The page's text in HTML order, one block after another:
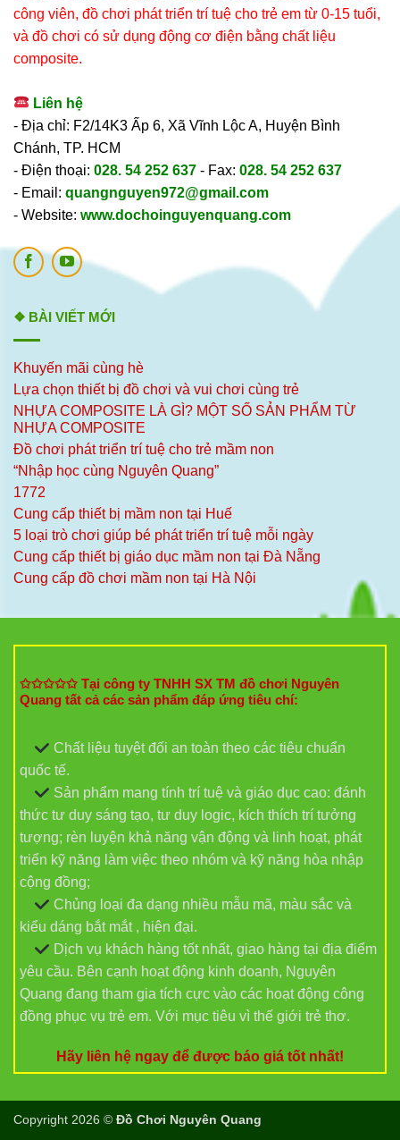
công viên, đồ chơi phát triển trí tuệ cho trẻ em từ 0-15 tuổi,
và đồ chơi có sử dụng động cơ điện bằng chất liệu
composite.
Liên hệ
- Địa chỉ: F2/14K3 Ấp 6, Xã Vĩnh Lộc A, Huyện Bình
Chánh, TP. HCM
- Điện thoại: 028. 54 252 637 - Fax: 028. 54 252 637
- Email: quangnguyen972@gmail.com
- Website: www.dochoinguyenquang.com
❖ BÀI VIẾT MỚI
Khuyến mãi cùng hè
Lựa chọn thiết bị đồ chơi và vui chơi cùng trẻ
NHỰA COMPOSITE LÀ GÌ? MỘT SỐ SẢN PHẨM TỪ
NHỰA COMPOSITE
Đồ chơi phát triển trí tuệ cho trẻ mầm non
“Nhập học cùng Nguyên Quang”
1772
Cung cấp thiết bị mầm non tại Huế
5 loại trò chơi giúp bé phát triển trí tuệ mỗi ngày
Cung cấp thiết bị giáo dục mầm non tại Đà Nẵng
Cung cấp đồ chơi mầm non tại Hà Nội
✩✩✩✩✩ Tại công ty TNHH SX TM đồ chơi Nguyên
Quang tất cả các sản phẩm đáp ứng tiêu chí:
Chất liệu tuyệt đối an toàn theo các tiêu chuẩn
quốc tế.
Sản phẩm mang tính trí tuệ và giáo dục cao: đánh
thức tư duy sáng tạo, tư duy logic, kích thích trí tưởng
tượng; rèn luyện khả năng vận động và linh hoạt, phát
triển kỹ năng làm việc theo nhóm và kỹ năng hòa nhập
cộng đồng;
Chủng loại đa dạng nhiều mẫu mã, màu sắc và
kiểu dáng bắt mắt , hiện đại.
Dịch vụ khách hàng tốt nhất, giao hàng tại địa điểm
yêu cầu. Bên cạnh hoạt động kinh doanh, Nguyên
Quang đang tham gia tích cực vào các hoạt động công
đồng phục vụ trẻ em. Với mục tiêu vì thế giới trẻ thơ.
Hãy liên hệ ngay để được báo giá tốt nhất!
Copyright 2026 © Đồ Chơi Nguyên Quang